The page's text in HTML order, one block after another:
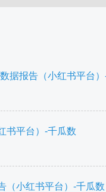
据报告（小红书平台
书平台）-千瓜数
（小红书平台）-千瓜数